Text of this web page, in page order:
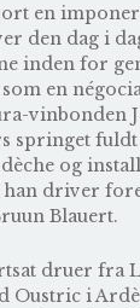
en
den dag i
inden for
som en
vinbonden
springet
og
driver
Blauert.
druer fra
Oustric i